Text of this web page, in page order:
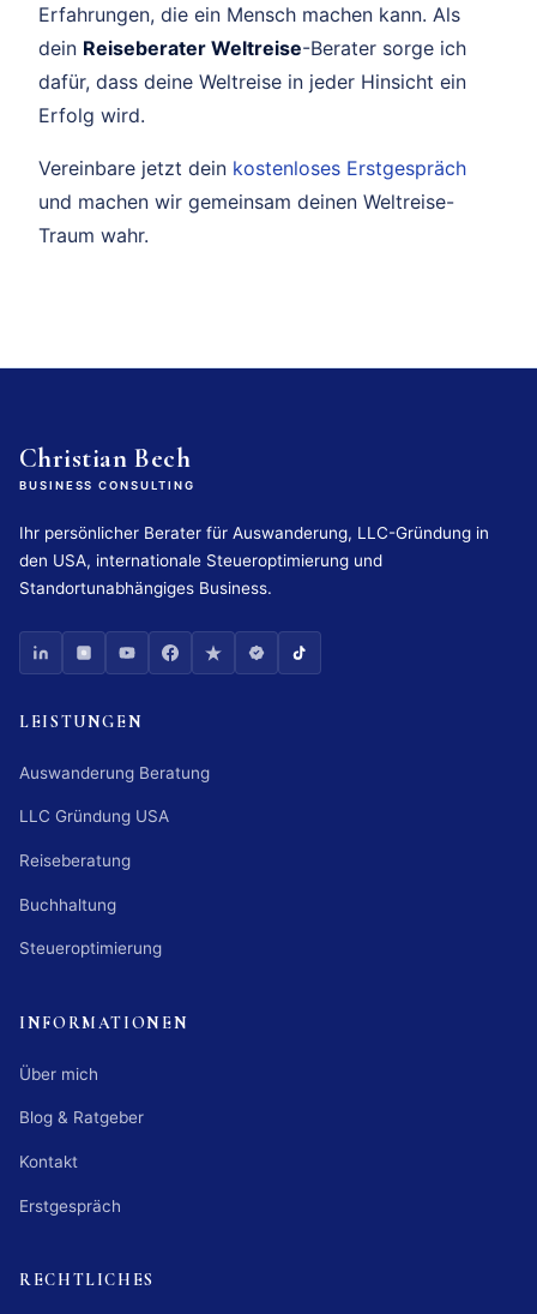
Erfahrungen, die ein Mensch machen kann. Als
dein Reiseberater Weltreise-Berater sorge ich
dafür, dass deine Weltreise in jeder Hinsicht ein
Erfolg wird.
Vereinbare jetzt dein kostenloses Erstgespräch
und machen wir gemeinsam deinen Weltreise-
Traum wahr.
Christian Bech
BUSINESS CONSULTING
Ihr persönlicher Berater für Auswanderung, LLC-Gründung in
den USA, internationale Steueroptimierung und
Standortunabhängiges Business.
LEISTUNGEN
Auswanderung Beratung
LLC Gründung USA
Reiseberatung
Buchhaltung
Steueroptimierung
INFORMATIONEN
Über mich
Blog & Ratgeber
Kontakt
Erstgespräch
RECHTLICHES